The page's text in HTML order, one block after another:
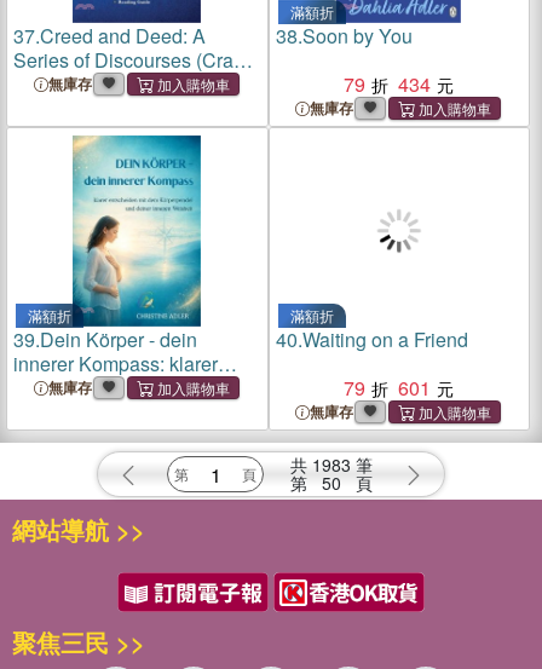
37.Creed and Deed: A
Series of Discourses (Cram
Edition)
無庫存
滿額折
38.Soon by You
79
434
無庫存
滿額折
39.Dein Körper - dein
innerer Kompass: klarer
entscheiden mit dem
inneren Weisheit
無庫存
滿額折
40.Waiting on a Friend
79
601
無庫存
共 1983 筆
第 50 頁
網站導航 >>
聚焦三民 >>